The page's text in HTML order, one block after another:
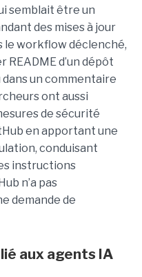
semblait être un
des mises à jour
le workflow déclenché,
README d’un dépôt
un commentaire
ont aussi
de sécurité
en apportant une
conduisant
instructions
n’a pas
demande de
aux agents IA